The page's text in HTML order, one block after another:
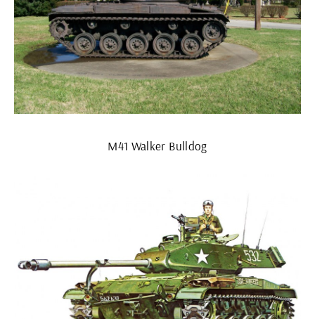
M41 Walker Bulldog